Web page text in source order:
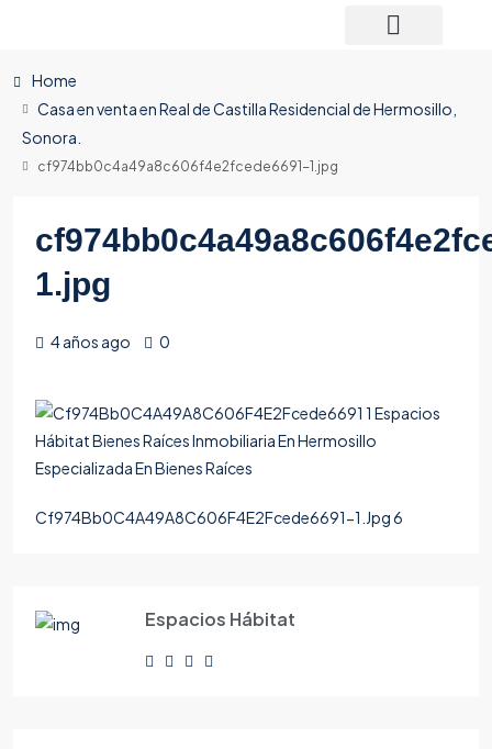
Home
Casa en venta en Real de Castilla Residencial de Hermosillo,
Sonora.
cf974bb0c4a49a8c606f4e2fcede6691-1.jpg
1.jpg
4 años ago 0
Cf974Bb0C4A49A8C606F4E2Fcede6691-1.Jpg 6
Espacios Hábitat